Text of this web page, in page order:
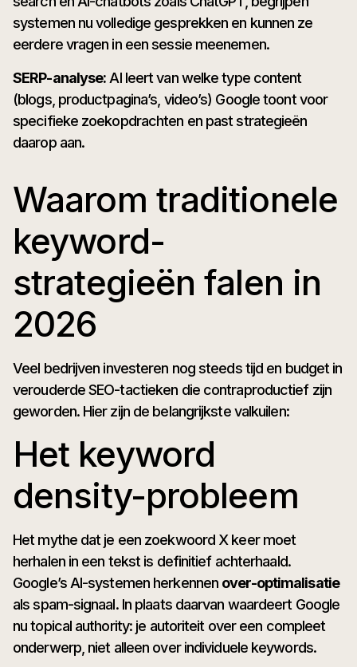
systemen nu volledige gesprekken en kunnen ze
eerdere vragen in een sessie meenemen.
SERP-analyse: AI leert van welke type content
(blogs, productpagina’s, video’s) Google toont voor
specifieke zoekopdrachten en past strategieën
daarop aan.
Waarom traditionele
keyword-
strategieën falen in
2026
Veel bedrijven investeren nog steeds tijd en budget in
verouderde SEO-tactieken die contraproductief zijn
geworden. Hier zijn de belangrijkste valkuilen:
Het keyword
density-probleem
Het mythe dat je een zoekwoord X keer moet
herhalen in een tekst is definitief achterhaald.
Google’s AI-systemen herkennen over-optimalisatie
als spam-signaal. In plaats daarvan waardeert Google
nu topical authority: je autoriteit over een compleet
onderwerp, niet alleen over individuele keywords.